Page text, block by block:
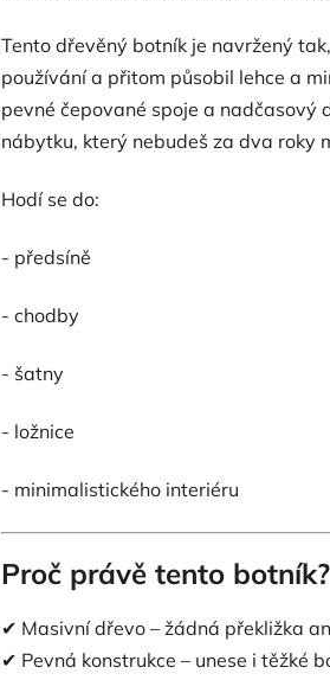
Tento dřevěný botník je navržený
používání a přitom působil lehce a
pevné čepované spoje a nadčasový
nábytku, který nebudeš za dva roky
Hodí se do:
- předsíně
- chodby
- šatny
- ložnice
- minimalistického interiéru
Proč právě tento botník?
✔ Masivní dřevo – žádná překližka
✔ Pevná konstrukce – unese i těžké